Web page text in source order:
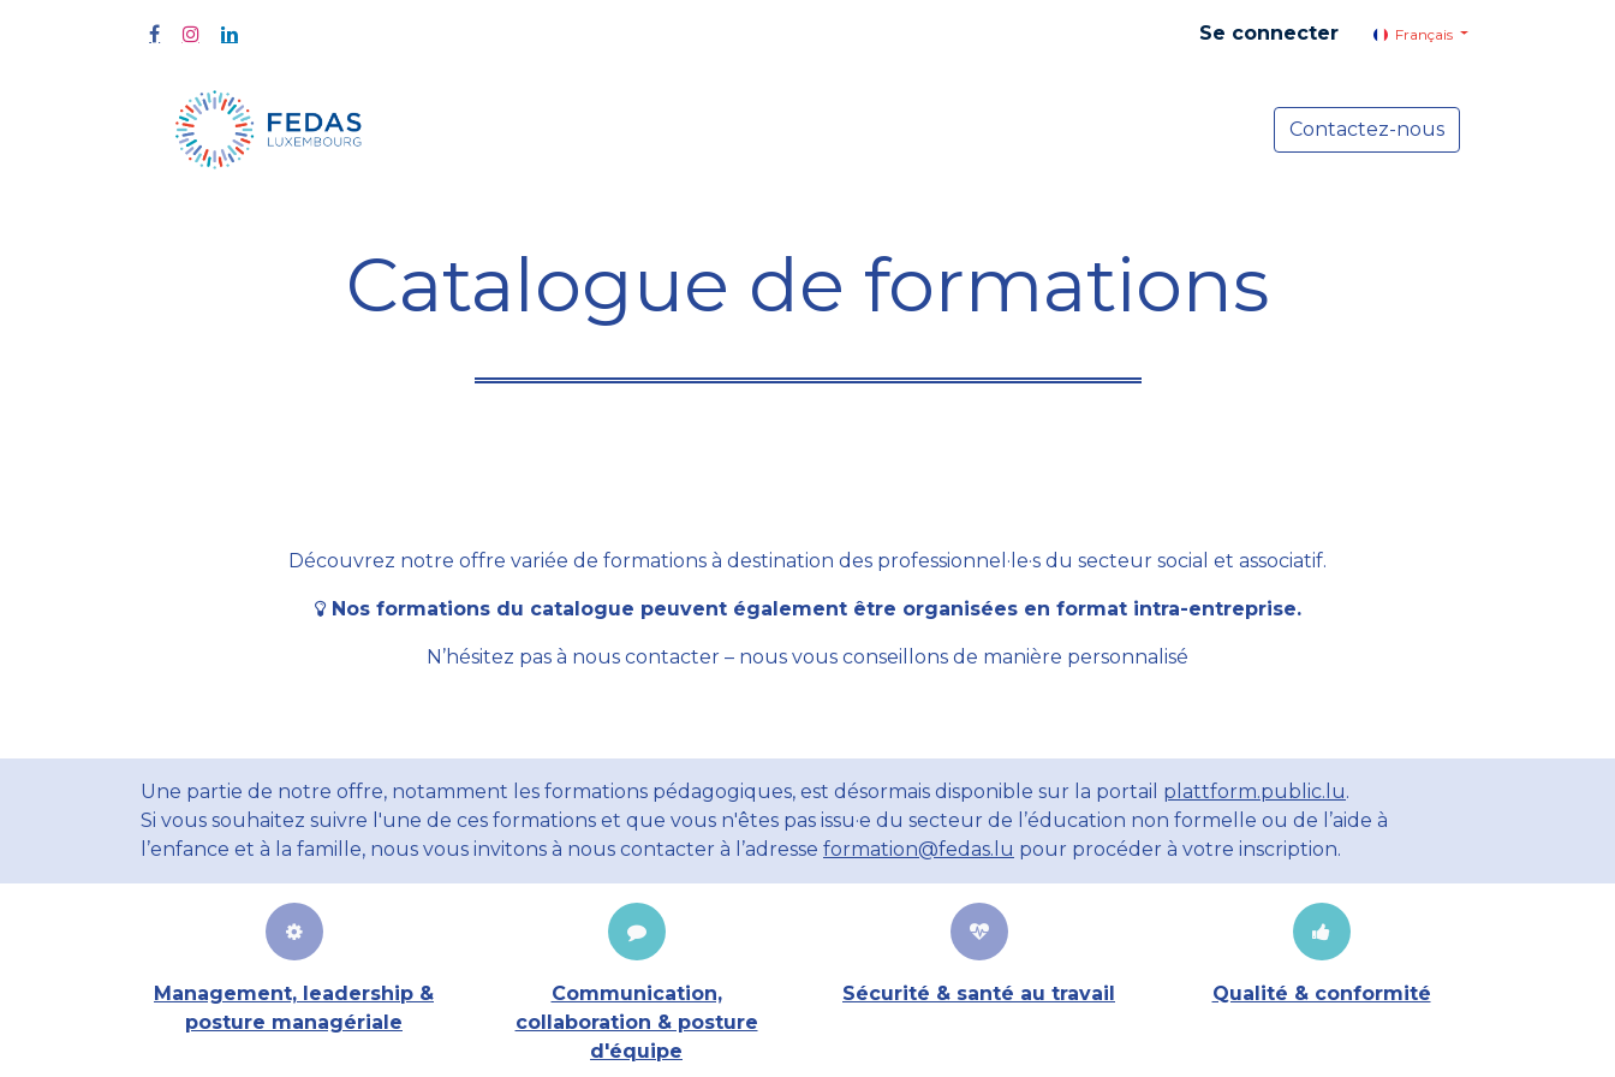
Se connecter Français
Actualités
Contactez-nous
Catalogue de formations
Découvrez notre offre variée de formations à destination des professionnel·le·s du secteur social et associatif.
Nos formations du catalogue peuvent également être organisées en format intra-entreprise.
N’hésitez pas à nous contacter – nous vous conseillons de manière personnalisé
Une partie de notre offre, notamment les formations pédagogiques, est désormais disponible sur la portail plattform.public.lu.
Si vous souhaitez suivre l'une de ces formations et que vous n'êtes pas issu·e du secteur de l’éducation non formelle ou de l’aide à
l’enfance et à la famille, nous vous invitons à nous contacter à l’adresse formation@fedas.lu pour procéder à votre inscription.
Management, leadership &
posture managériale
Communication,
collaboration & posture
d'équipe
Sécurité & santé au travail Qualité & conformité